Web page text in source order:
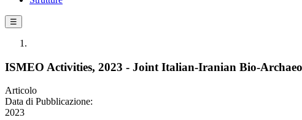
☰
ISMEO Activities, 2023 - Joint Italian-Iranian Bio-
Articolo
Data di Pubblicazione:
2023